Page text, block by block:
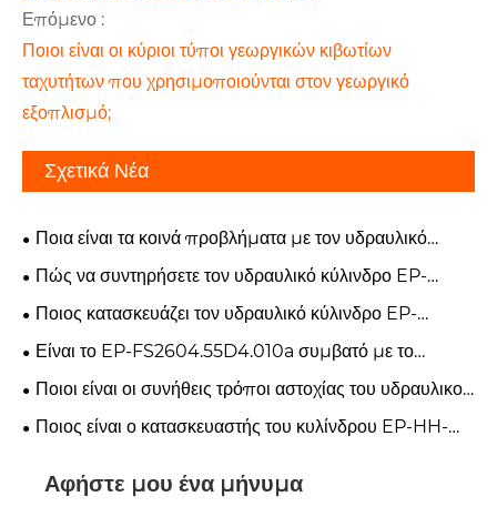
Επόμενο :
Ποιοι είναι οι κύριοι τύποι γεωργικών κιβωτίων
ταχυτήτων που χρησιμοποιούνται στον γεωργικό
εξοπλισμό;
Σχετικά Νέα
Ποια είναι τα κοινά προβλήματα με τον υδραυλικό
κύλινδρο ανύψωσης EP-FT800.55A.012;
Πώς να συντηρήσετε τον υδραυλικό κύλινδρο EP-
TF1004.55.8;
Ποιος κατασκευάζει τον υδραυλικό κύλινδρο EP-
TC04.55JD.010;
Είναι το EP-FS2604.55D4.010a συμβατό με το
περονοφόρο μου;
Ποιοι είναι οι συνήθεις τρόποι αστοχίας του υδραυλικού
κυλίνδρου EP-HH-YG45*220-V90;
Ποιος είναι ο κατασκευαστής του κυλίνδρου EP-HH-
Αφήστε μου ένα μήνυμα